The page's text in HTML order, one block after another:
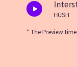
HUSH
* The Preview